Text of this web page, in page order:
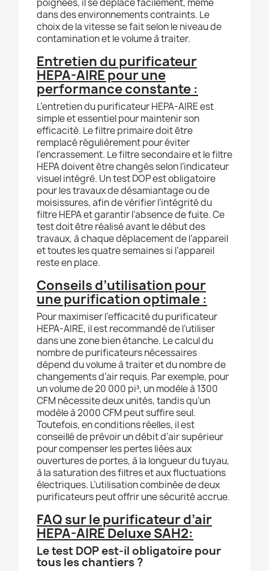
poignées, il se déplace facilement, même
dans des environnements contraints. Le
choix de la vitesse se fait selon le niveau de
contamination et le volume à traiter.
Entretien du purificateur
HEPA-AIRE pour une
performance constante :
L’entretien du purificateur HEPA-AIRE est
simple et essentiel pour maintenir son
efficacité. Le filtre primaire doit être
remplacé régulièrement pour éviter
l’encrassement. Le filtre secondaire et le filtre
HEPA doivent être changés selon l’indicateur
visuel intégré. Un test DOP est obligatoire
pour les travaux de désamiantage ou de
moisissures, afin de vérifier l’intégrité du
filtre HEPA et garantir l’absence de fuite. Ce
test doit être réalisé avant le début des
travaux, à chaque déplacement de l’appareil
et toutes les quatre semaines si l’appareil
reste en place.
Conseils d’utilisation pour
une purification optimale :
Pour maximiser l’efficacité du purificateur
HEPA-AIRE, il est recommandé de l’utiliser
dans une zone bien étanche. Le calcul du
nombre de purificateurs nécessaires
dépend du volume à traiter et du nombre de
changements d’air requis. Par exemple, pour
un volume de 20 000 pi³, un modèle à 1300
CFM nécessite deux unités, tandis qu’un
modèle à 2000 CFM peut suffire seul.
Toutefois, en conditions réelles, il est
conseillé de prévoir un débit d’air supérieur
pour compenser les pertes liées aux
ouvertures de portes, à la longueur du tuyau,
à la saturation des filtres et aux fluctuations
électriques. L’utilisation combinée de deux
purificateurs peut offrir une sécurité accrue.
FAQ sur le purificateur d’air
HEPA-AIRE Deluxe SAH2:
Le test DOP est-il obligatoire pour
tous les chantiers ?